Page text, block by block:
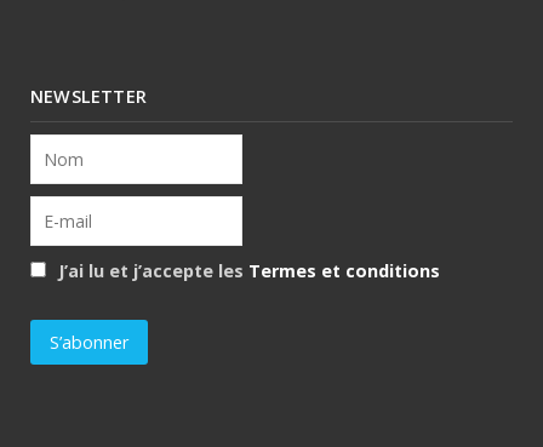
NEWSLETTER
J’ai lu et j’accepte les Termes et conditions